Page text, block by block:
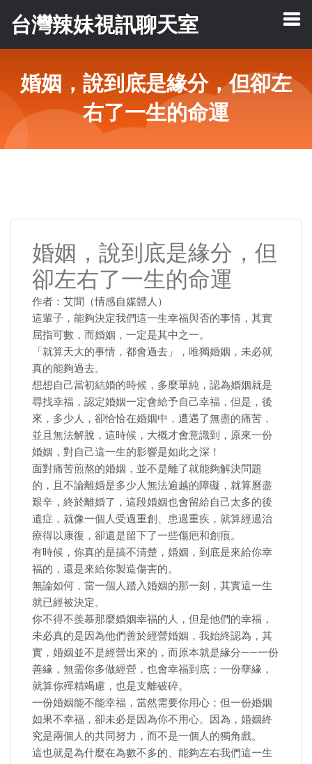
台灣辣妹視訊聊天室
婚姻，說到底是緣分，但卻左
右了一生的命運
婚姻，說到底是緣分，但
卻左右了一生的命運
作者：艾聞（情感自媒體人）
這輩子，能夠決定我們這一生幸福與否的事情，其實
屈指可數，而婚姻，一定是其中之一。
「就算天大的事情，都會過去」，唯獨婚姻，未必就
真的能夠過去。
想想自己當初結婚的時候，多麼單純，認為婚姻就是
尋找幸福，認定婚姻一定會給予自己幸福，但是，後
來，多少人，卻恰恰在婚姻中，遭遇了無盡的痛苦，
並且無法解脫，這時候，大概才會意識到，原來一份
婚姻，對自己這一生的影響是如此之深！
面對痛苦煎熬的婚姻，並不是離了就能夠解決問題
的，且不論離婚是多少人無法逾越的障礙，就算曆盡
艱辛，終於離婚了，這段婚姻也會留給自己太多的後
遺症，就像一個人受過重創、患過重疾，就算經過治
療得以康復，卻還是留下了一些傷疤和創痕。
有時候，你真的是搞不清楚，婚姻，到底是來給你幸
福的，還是來給你製造傷害的。
無論如何，當一個人踏入婚姻的那一刻，其實這一生
就已經被決定。
你不得不羨慕那麼婚姻幸福的人，但是他們的幸福，
未必真的是因為他們善於經營婚姻，我始終認為，其
實，婚姻並不是經營出來的，而原本就是緣分——一份
善緣，無需你多做經營，也會幸福到底；一份孽緣，
就算你殫精竭慮，也是支離破碎。
一份婚姻能不能幸福，當然需要你用心；但一份婚姻
如果不幸福，卻未必是因為你不用心。因為，婚姻終
究是兩個人的共同努力，而不是一個人的獨角戲。
這也就是為什麼在為數不多的、能夠左右我們這一生